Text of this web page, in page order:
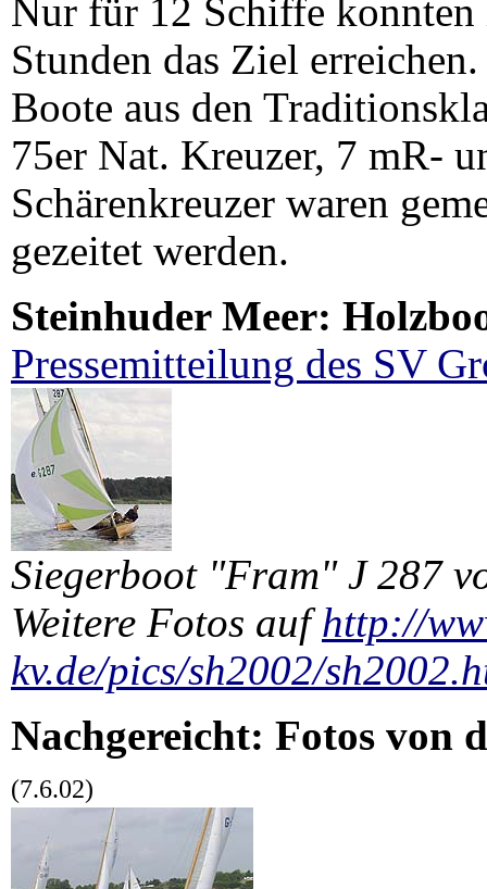
Nur für 12 Schiffe konnten
Stunden das Ziel
Boote aus den
75er Nat. Kreuzer, 7 mR-
Schärenkreuzer waren
gezeitet werden.
Steinhuder Meer:
Pressemitteilung des SV
Siegerboot "Fram" J 287
Weitere Fotos aufhttp://
kv.de/pics/sh2002/
Nachgereicht: Fotos von
(7.6.02)